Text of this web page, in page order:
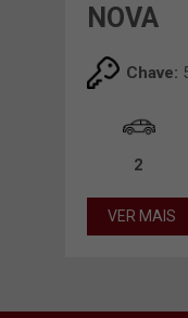
NOVA
Chave:
2
VER MAIS